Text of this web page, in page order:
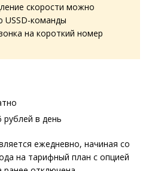
скорости можно
команды
на короткий номер
рублей в день
ежедневно, начиная со
на тарифный план с опцией